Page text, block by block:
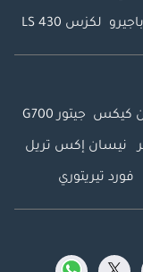
لكزس LS 430
كيكس جيتور G700
نيسان إكس تريل
فورد تيريتوري